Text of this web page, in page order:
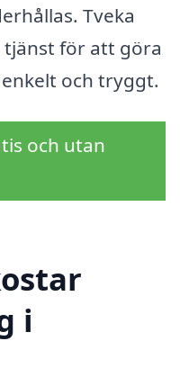
Tveka
för att göra
och tryggt.
och utan
i